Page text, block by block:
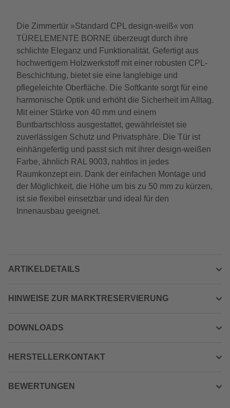
Die Zimmertür »Standard CPL design-weiß« von
TÜRELEMENTE BORNE überzeugt durch ihre
schlichte Eleganz und Funktionalität. Gefertigt aus
hochwertigem Holzwerkstoff mit einer robusten CPL-
Beschichtung, bietet sie eine langlebige und
pflegeleichte Oberfläche. Die Softkante sorgt für eine
harmonische Optik und erhöht die Sicherheit im Alltag.
Mit einer Stärke von 40 mm und einem
Buntbartschloss ausgestattet, gewährleistet sie
zuverlässigen Schutz und Privatsphäre. Die Tür ist
einhängefertig und passt sich mit ihrer design-weißen
Farbe, ähnlich RAL 9003, nahtlos in jedes
Raumkonzept ein. Dank der einfachen Montage und
der Möglichkeit, die Höhe um bis zu 50 mm zu kürzen,
ist sie flexibel einsetzbar und ideal für den
Innenausbau geeignet.
ARTIKELDETAILS
HINWEISE ZUR MARKTRESERVIERUNG
DOWNLOADS
HERSTELLERKONTAKT
BEWERTUNGEN